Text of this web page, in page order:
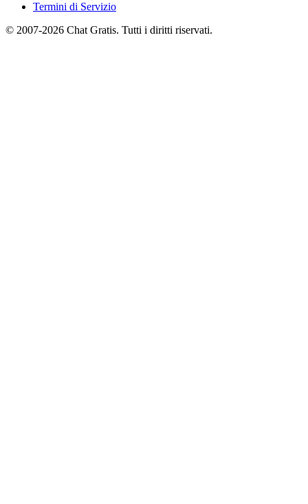
Termini di Servizio
© 2007-2026 Chat Gratis. Tutti i diritti riservati.